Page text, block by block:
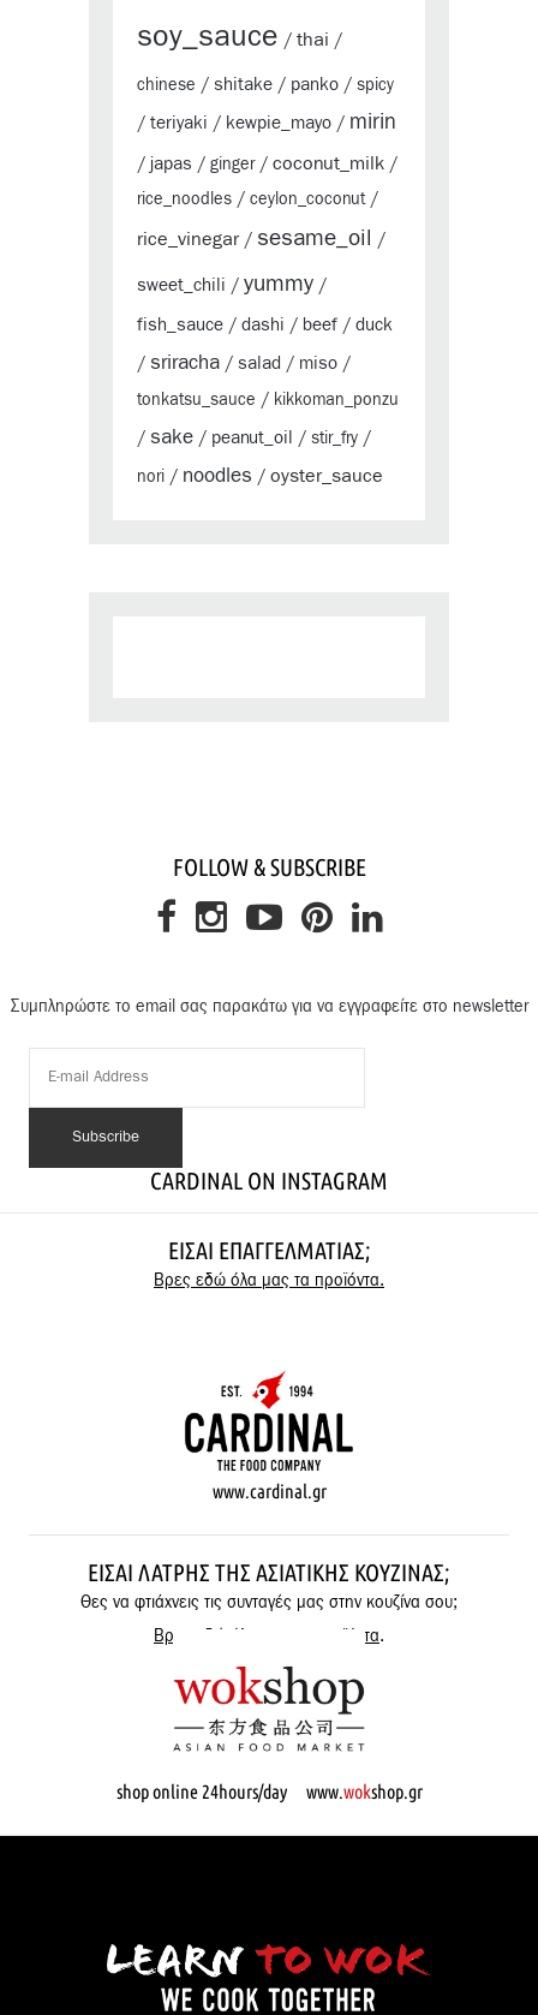
soy_sauce / thai /
chinese / shitake / panko / spicy
/ teriyaki / kewpie_mayo / mirin
/ japas / ginger/ coconut_milk /
rice_noodles / ceylon_coconut /
rice_vinegar/ sesame_oil /
sweet_chili / yummy /
fish_sauce / dashi / beef / duck
/ sriracha / salad / miso /
tonkatsu_sauce / kikkoman_ponzu
/ sake / peanut_oil / stir_fry /
nori / noodles / oyster_sauce
FOLLOW & SUBSCRIBE
Συμπληρώστε το email σας παρακάτω για να εγγραφείτε στο newsletter
CARDINAL ON INSTAGRAM
ΕΊΣΑΙ ΕΠΑΓΓΕΛΜΑΤΊΑΣ;
Βρες εδώ όλα μας τα προϊόντα.
www.cardinal.gr
ΕΊΣΑΙ ΛΆΤΡΗΣ ΤΗΣ ΑΣΙΑΤΙΚΉΣ ΚΟΥΖΊΝΑΣ;
Θες να φτιάχνεις τις συνταγές μας στην κουζίνα σου;
Βρες εδώ όλα μας τα προϊόντα.
shop online 24hours/day www.wokshop.gr